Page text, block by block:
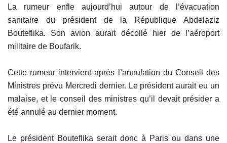
La rumeur enfle aujourd’hui autour de l’évacuation
sanitaire du président de la République Abdelaziz
Bouteflika. Son avion aurait décollé hier de l’aéroport
militaire de Boufarik.
Cette rumeur intervient après l’annulation du Conseil des
Ministres prévu Mercredi dernier. Le président aurait eu un
malaise, et le conseil des ministres qu’il devait présider a
été annulé au dernier moment.
Le président Bouteflika serait donc à Paris ou dans une